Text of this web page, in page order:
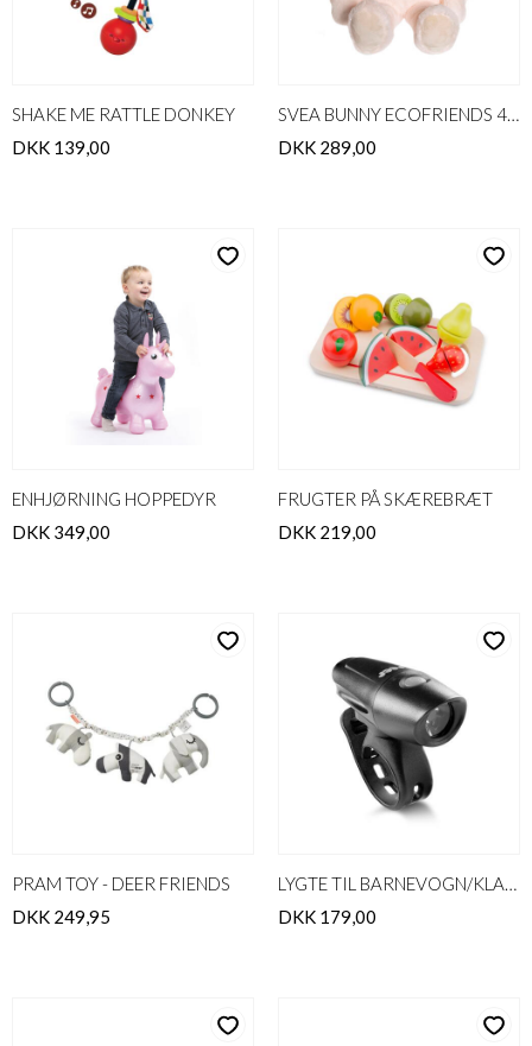
SHAKE ME RATTLE DONKEY
DKK 139,00
SVEA BUNNY ECOFRIENDS 45cm
DKK 289,00
ENHJØRNING HOPPEDYR
DKK 349,00
FRUGTER PÅ SKÆREBRÆT
DKK 219,00
PRAM TOY - DEER FRIENDS
DKK 249,95
LYGTE TIL BARNEVOGN/KLAPVOGN
DKK 179,00